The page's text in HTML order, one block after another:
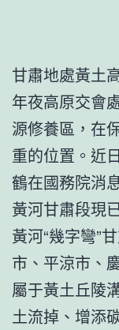
甘肅地處黃土
年夜高原交會
源修養區，在
重的位置。近
鶴在國務院消
黃河甘肅段現
黃河“幾字彎”
市、平涼市、
屬于黃土丘陵
土流掉、增添